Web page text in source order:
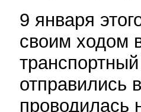
9 января
своим ходом
отправились
проводилась